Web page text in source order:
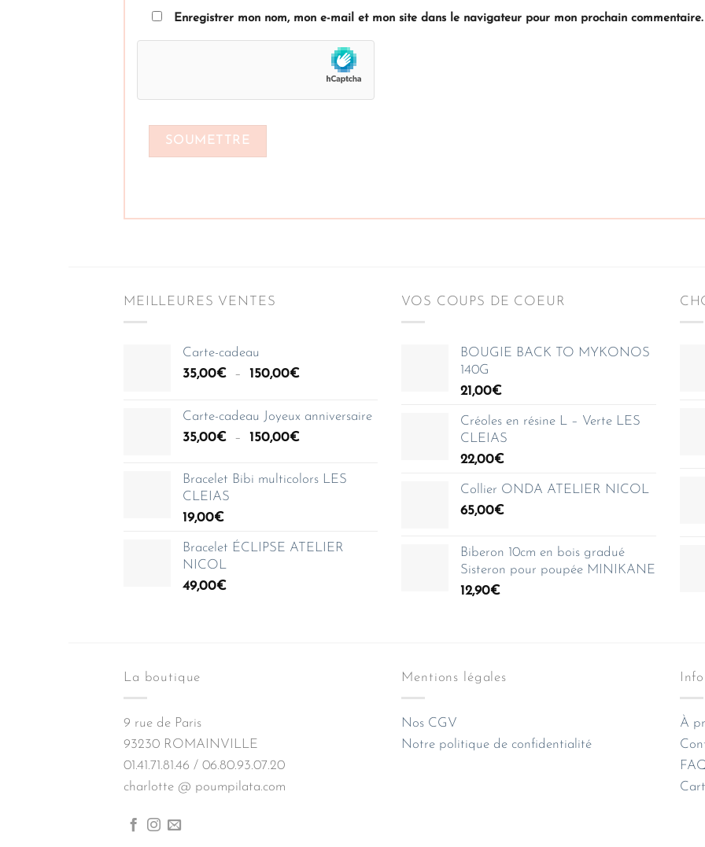
Enregistrer mon nom, mon e-mail et mon site dans le navigateur pour mon prochain commentaire.
MEILLEURES VENTES
Carte-cadeau
35,00€ – 150,00€Plage
à
Carte-cadeau Joyeux anniversaire
35,00€ – 150,00€Plage
prix :
Bracelet Bibi multicolors LES
CLEIAS
19,00€
Bracelet ÉCLIPSE ATELIER
NICOL
49,00€
VOS COUPS DE COEUR
BOUGIE BACK TO MYKONOS
140G
21,00€
Créoles en résine L – Verte LES
CLEIAS
22,00€
Collier ONDA ATELIER NICOL
65,00€
Biberon 10cm en bois gradué
Sisteron pour poupée MINIKANE
12,90€
La boutique
9 rue de Paris
93230 ROMAINVILLE
01.41.71.81.46 / 06.80.93.07.20
charlotte @ poumpilata.com
Mentions légales
Nos CGV
Notre politique de confidentialité
À